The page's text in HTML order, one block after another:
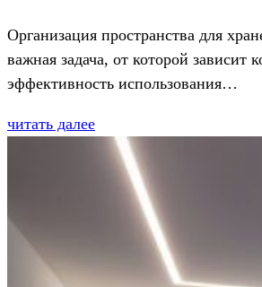
Организация пространства для
важная задача, от которой зависит
эффективность использования…
читать далее